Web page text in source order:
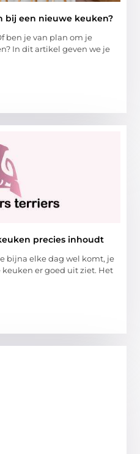
bij een nieuwe keuken?
ben je van plan om je
In dit artikel geven we je
precies inhoudt
bijna elke dag wel komt, je
er goed uit ziet. Het